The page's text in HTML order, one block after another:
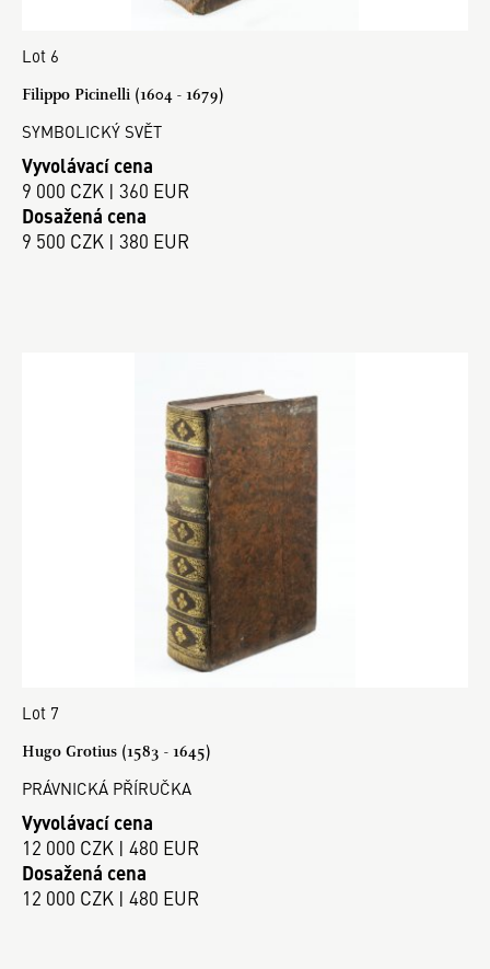
Lot 6
Filippo Picinelli (1604 - 1679)
SYMBOLICKÝ SVĚT
Vyvolávací cena
9 000 CZK | 360 EUR
Dosažená cena
9 500 CZK | 380 EUR
Lot 7
Hugo Grotius (1583 - 1645)
PRÁVNICKÁ PŘÍRUČKA
Vyvolávací cena
12 000 CZK | 480 EUR
Dosažená cena
12 000 CZK | 480 EUR